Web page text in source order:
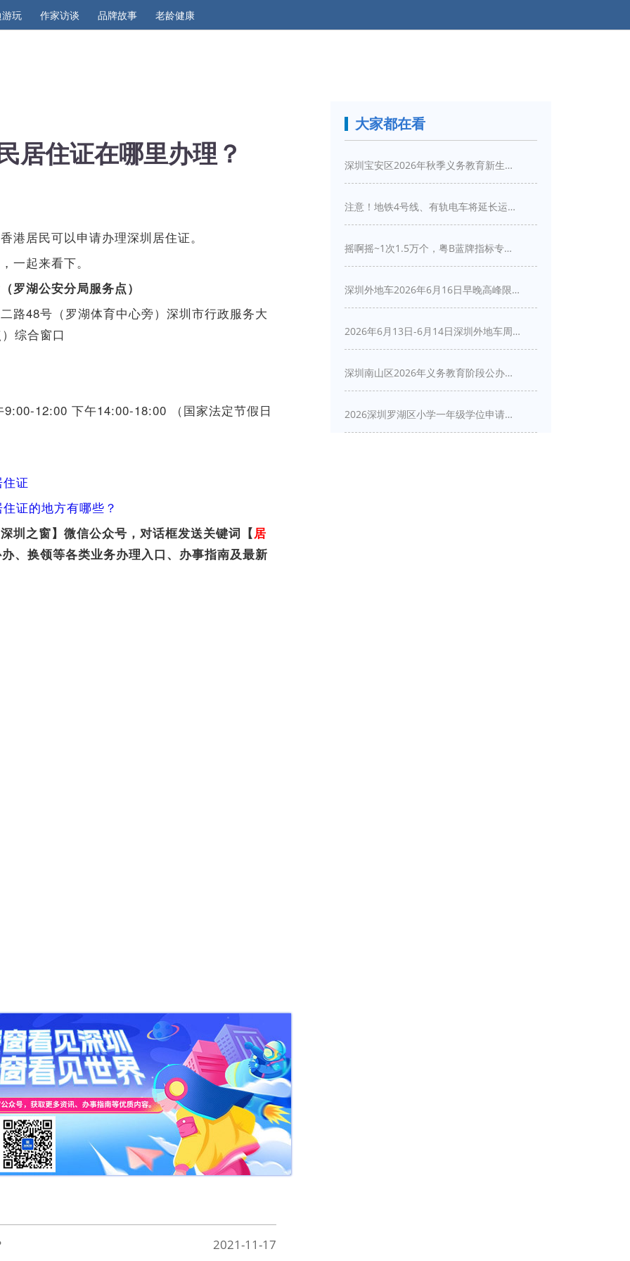
游玩 作家访谈 品牌故事 老龄健康
居住证在哪里办理？
港居民可以申请办理深圳居住证。
一起来看下。
罗湖公安分局服务点）
路48号（罗湖体育中心旁）深圳市行政服务大
综合窗口
12:00 下午14:00-18:00 （国家法定节假日
证
证的地方有哪些？
圳之窗】微信公众号，对话框发送关键词【居
、换领等各类业务办理入口、办事指南及最新
2021-11-17
大家都在看
深圳宝安区2026年秋季义务教育新生入学指引
注意！地铁4号线、有轨电车将延长运营服务！
摇啊摇~1次1.5万个，粤B蓝牌指标专项摇号又来啦！
深圳外地车2026年6月16日早晚高峰限行详情
2026年6月13日-6月14日深圳外地车周末限行吗
深圳南山区2026年义务教育阶段公办学校新生入学申请指南
2026深圳罗湖区小学一年级学位申请指南